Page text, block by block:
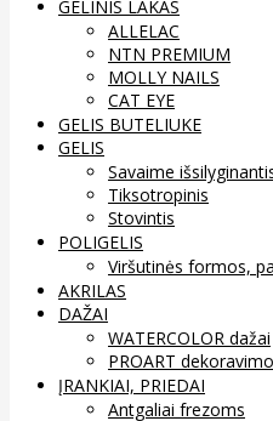
GELINIS LAKAS
ALLELAC
NTN PREMIUM
MOLLY NAILS
CAT EYE
GELIS BUTELIUKE
GELIS
Savaime
Tiksotropinis
Stovintis
POLIGELIS
Viršutinės formos,
AKRILAS
DAŽAI
WATERCOLOR dažai
PROART
ĮRANKIAI, PRIEDAI
Antgaliai frezoms